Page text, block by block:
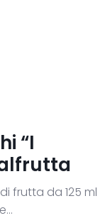
“I
frutta da 125 ml